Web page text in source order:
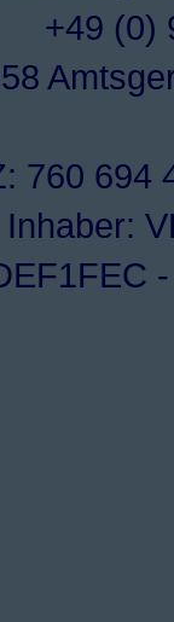
+49 (0)
760 694
Inhaber: